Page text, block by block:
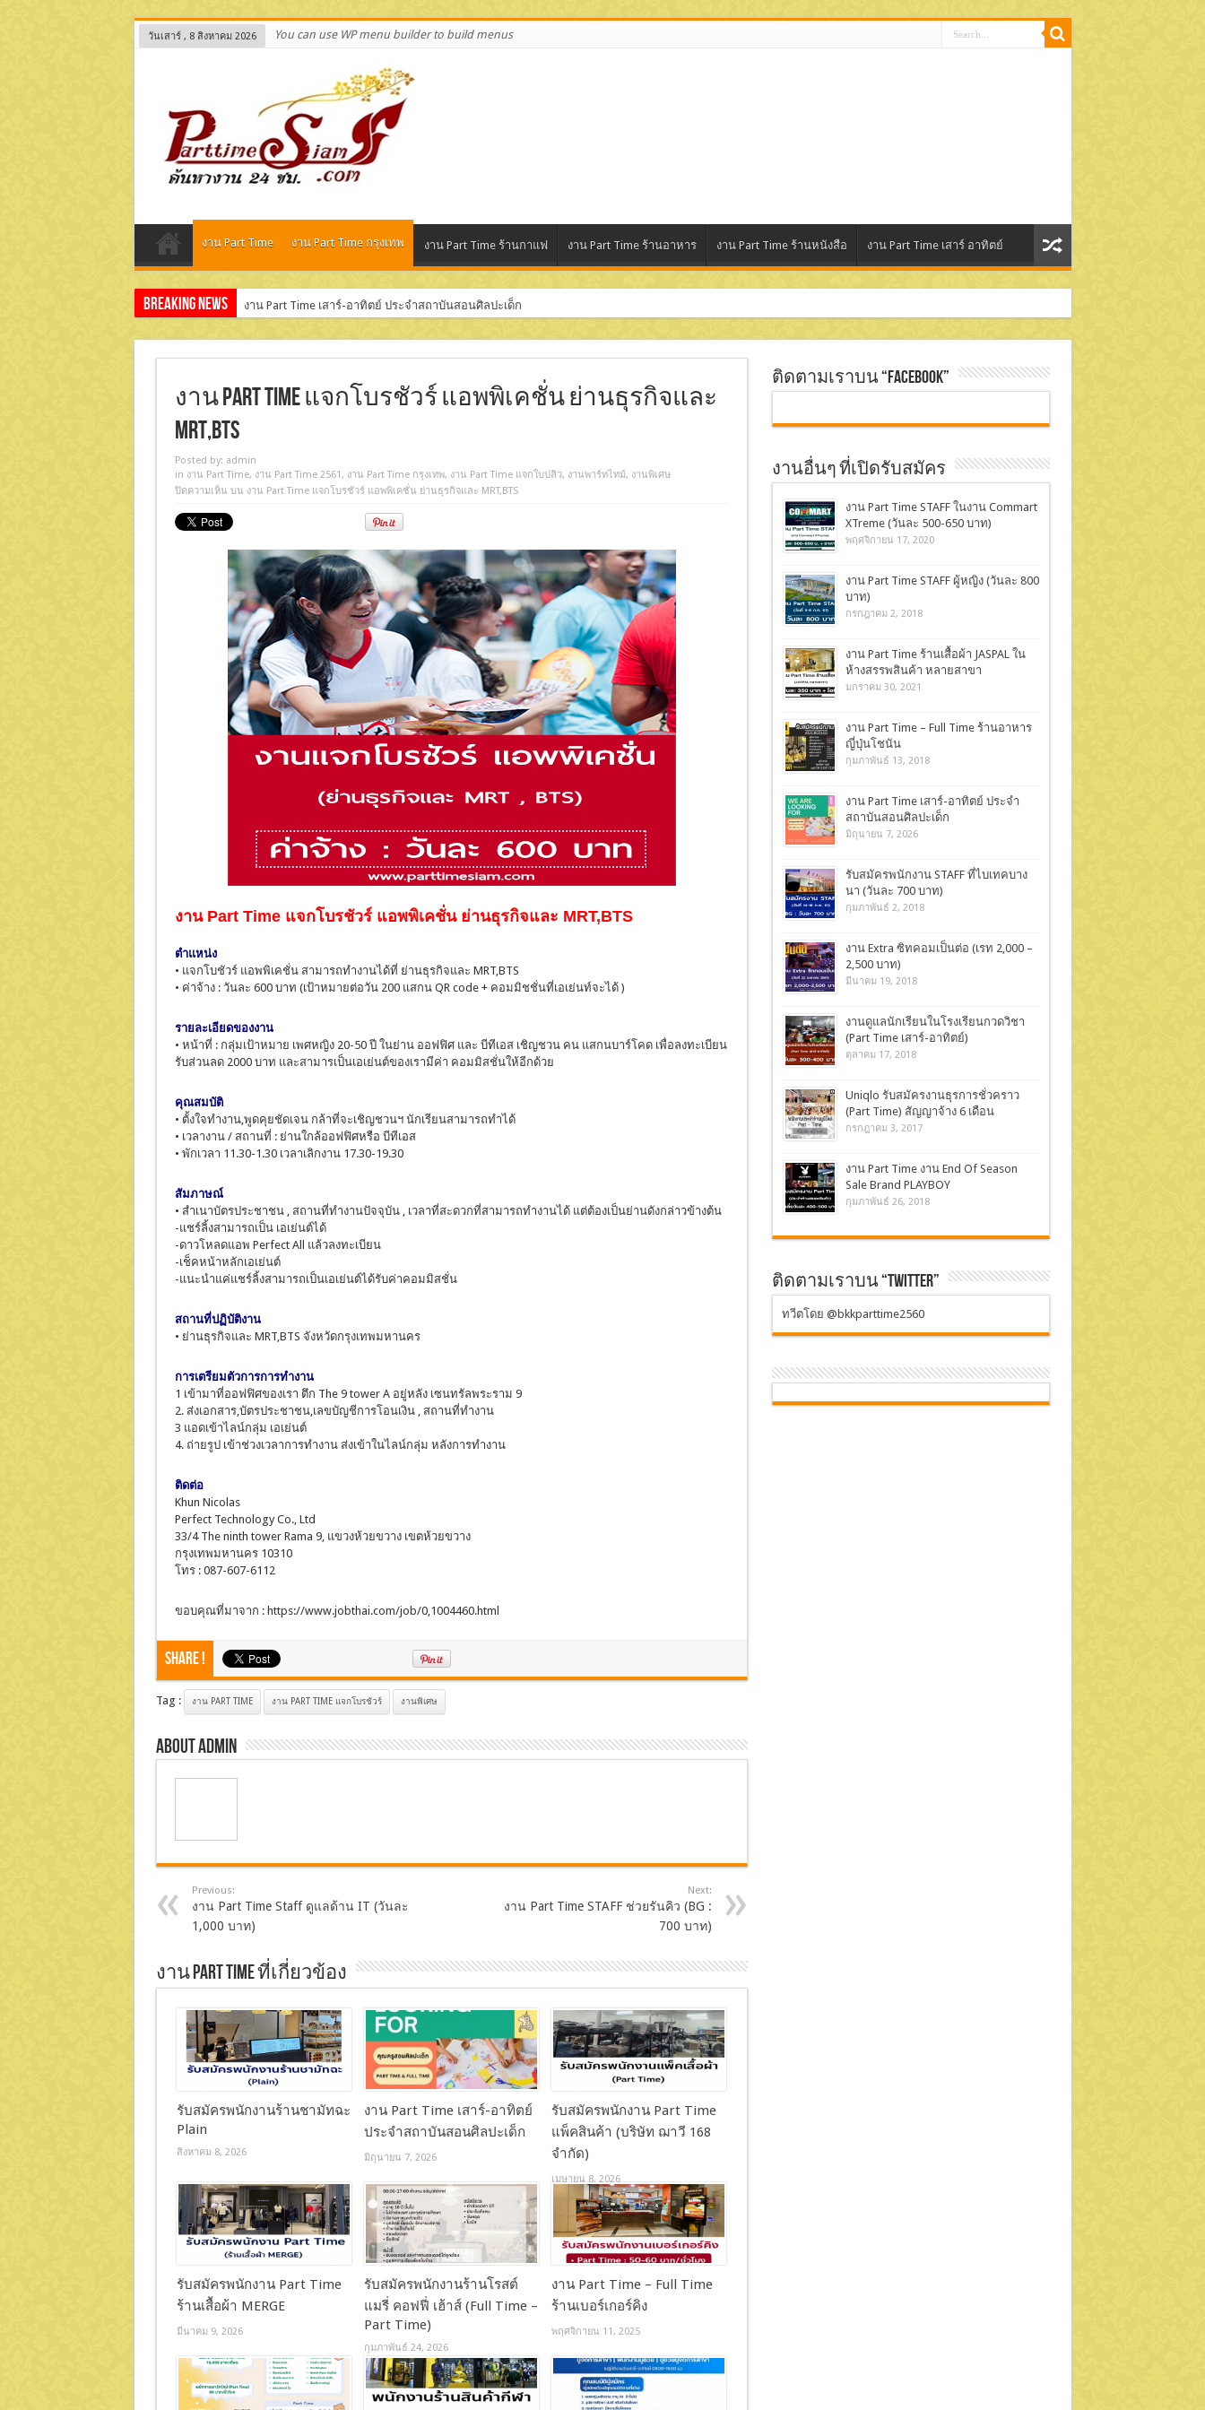
วันเสาร์ , 8 สิงหาคม 2026 You can use WP menu builder to build menus
งาน Part Time งาน Part Time กรุงเทพ งาน Part Time ร้านกาแฟ งาน Part Time ร้านอาหาร งาน Part Time ร้านหนังสือ งาน Part Time เสาร์ อาทิตย์
Breaking News งาน Part Time เสาร์-อาทิตย์ ประจำสถาบันสอนศิลปะเด็ก
รับสมัครพนักงาน Part Time แพ็คสินค้า (บริษัท ฌาวี 168 จำกัด)
งาน Part Time แจกโบรชัวร์ แอพพิเคชั่น ย่านธุรกิจและ
MRT,BTS
Posted by: admin
in งาน Part Time, งาน Part Time 2561, งาน Part Time กรุงเทพ, งาน Part Time แจกใบปลิว, งานพาร์ทไทม์, งานพิเศษ
ปิดความเห็น บน งาน Part Time แจกโบรชัวร์ แอพพิเคชั่น ย่านธุรกิจและ MRT,BTS
งาน Part Time แจกโบรชัวร์แอพพิเคชั่น ย่านธุรกิจและ MRT,BTS
ตำแหน่ง
• แจกโบชัวร์ แอพพิเคชั่น สามารถทำงานได้ที่ ย่านธุรกิจและ MRT,BTS
• ค่าจ้าง : วันละ 600 บาท (เป้าหมายต่อวัน 200 แสกน QR code + คอมมิชชั่นที่เอเย่นท์จะได้ )
รายละเอียดของงาน
• หน้าที่ : กลุ่มเป้าหมาย เพศหญิง 20-50 ปี ในย่าน ออฟฟิศ และ บีทีเอส เชิญชวน คน แสกนบาร์โคด เพื่อลงทะเบียน
รับส่วนลด 2000 บาท และสามารเป็นเอเย่นต์ของเรามีค่า คอมมิสชั่นให้อีกด้วย
คุณสมบัติ
• ตั้งใจทำงาน,พูดคุยชัดเจน กล้าที่จะเชิญชวนฯ นักเรียนสามารถทำได้
• เวลางาน / สถานที่ : ย่านใกล้ออฟฟิศหรือ บีทีเอส
• พักเวลา 11.30-1.30 เวลาเลิกงาน 17.30-19.30
สัมภาษณ์
• สำเนาบัตรประชาชน , สถานที่ทำงานปัจจุบัน , เวลาที่สะดวกที่สามารถทำงานได้ แต่ต้องเป็นย่านดังกล่าวข้างต้น
-แชร์ลิ้งสามารถเป็น เอเย่นต์ได้
-ดาวโหลดแอพ Perfect All แล้วลงทะเบียน
-เช็คหน้าหลักเอเย่นต์
-แนะนำแค่แชร์ลิ้งสามารถเป็นเอเย่นต์ได้รับค่าคอมมิสชั่น
สถานที่ปฏิบัติงาน
• ย่านธุรกิจและ MRT,BTS จังหวัดกรุงเทพมหานคร
การเตรียมตัวการการทำงาน
1 เข้ามาที่ออฟฟิศของเรา ตึก The 9 tower A อยู่หลัง เซนทรัลพระราม 9
2. ส่งเอกสาร,บัตรประชาชน,เลขบัญชีการโอนเงิน , สถานที่ทำงาน
3 แอดเข้าไลน์กลุ่ม เอเย่นต์
4. ถ่ายรูป เข้าช่วงเวลาการทำงาน ส่งเข้าในไลน์กลุ่ม หลังการทำงาน
ติดต่อ
Khun Nicolas
Perfect Technology Co., Ltd
33/4 The ninth tower Rama 9, แขวงห้วยขวาง เขตห้วยขวาง
กรุงเทพมหานคร 10310
โทร : 087-607-6112
ขอบคุณที่มาจาก : https://www.jobthai.com/job/0,1004460.html
Share !
Tag : งาน PART TIME งาน PART TIME แจกโบรชัวร์ งานพิเศษ
About admin
Previous:
งาน Part Time Staff ดูแลด้าน IT (วันละ
1,000 บาท)
Next:
งาน Part Time STAFF ช่วยรันคิว (BG :
700 บาท)
งาน Part Time ที่เกี่ยวข้อง
รับสมัครพนักงานร้านชามัทฉะ
Plain
สิงหาคม 8, 2026
งาน Part Time เสาร์-อาทิตย์
ประจำสถาบันสอนศิลปะเด็ก
มิถุนายน 7, 2026
รับสมัครพนักงาน Part Time
แพ็คสินค้า (บริษัท ฌาวี 168
จำกัด)
เมษายน 8, 2026
รับสมัครพนักงาน Part Time
ร้านเสื้อผ้า MERGE
มีนาคม 9, 2026
รับสมัครพนักงานร้านโรสต์
แมรี่ คอฟฟี่ เฮ้าส์ (Full Time –
Part Time)
กุมภาพันธ์ 24, 2026
งาน Part Time – Full Time
ร้านเบอร์เกอร์คิง
พฤศจิกายน 11, 2025
ติดตามเราบน “Facebook”
งานอื่นๆ ที่เปิดรับสมัคร
งาน Part Time STAFF ในงาน Commart
XTreme (วันละ 500-650 บาท)
พฤศจิกายน 17, 2020
งาน Part Time STAFF ผู้หญิง (วันละ 800
บาท)
กรกฎาคม 2, 2018
งาน Part Time ร้านเสื้อผ้า JASPAL ใน
ห้างสรรพสินค้า หลายสาขา
มกราคม 30, 2021
งาน Part Time – Full Time ร้านอาหาร
ญี่ปุ่นโชนัน
กุมภาพันธ์ 13, 2018
งาน Part Time เสาร์-อาทิตย์ ประจำ
สถาบันสอนศิลปะเด็ก
มิถุนายน 7, 2026
รับสมัครพนักงาน STAFF ที่ไบเทคบาง
นา (วันละ 700 บาท)
กุมภาพันธ์ 2, 2018
งาน Extra ซิทคอมเป็นต่อ (เรท 2,000 –
2,500 บาท)
มีนาคม 19, 2018
งานดูแลนักเรียนในโรงเรียนกวดวิชา
(Part Time เสาร์-อาทิตย์)
ตุลาคม 17, 2018
Uniqlo รับสมัครงานธุรการชั่วคราว
(Part Time) สัญญาจ้าง 6 เดือน
กรกฎาคม 3, 2017
งาน Part Time งาน End Of Season
Sale Brand PLAYBOY
กุมภาพันธ์ 26, 2018
ติดตามเราบน “Twitter”
ทวีตโดย @bkkparttime2560